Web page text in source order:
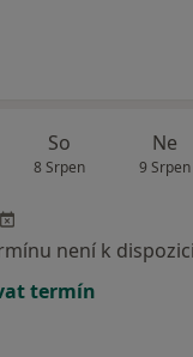
So
8 Srpen
Ne
9 Srpen
není k dispozici
termín